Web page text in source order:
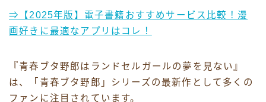
⇒【2025年版】電子書籍おすすめサービス比較！漫
画好きに最適なアプリはコレ！
『青春ブタ野郎はランドセルガールの夢を見ない』
は、「青春ブタ野郎」シリーズの最新作として多くの
ファンに注目されています。